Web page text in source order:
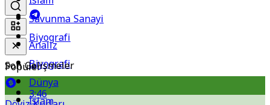
Popüler
Analiz
Biyografi
Dünya
İslam
Savunma Sanayi
Biyografi
Son Gelişmeler
3:46